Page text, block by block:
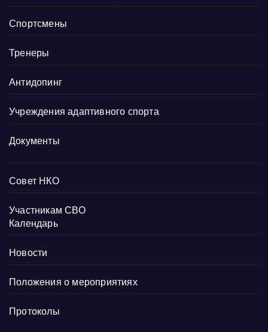
Спортсмены
Тренеры
Антидопинг
Учреждения адаптивного спорта
Документы
Совет НКО
Участникам СВО
Календарь
Новости
Положения о мероприятиях
Протоколы